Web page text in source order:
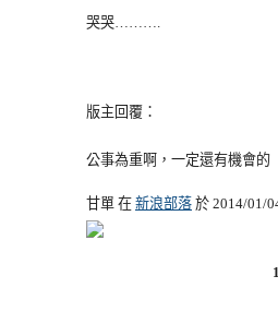
哭哭……….
版主回覆：
公事為重啊，一定還有機會的
甘單 在 新浪部落 於 2014/01/
1